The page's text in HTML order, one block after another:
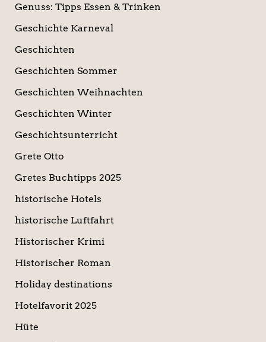
Genuss: Tipps Essen & Trinken
Geschichte Karneval
Geschichten
Geschichten Sommer
Geschichten Weihnachten
Geschichten Winter
Geschichtsunterricht
Grete Otto
Gretes Buchtipps 2025
historische Hotels
historische Luftfahrt
Historischer Krimi
Historischer Roman
Holiday destinations
Hotelfavorit 2025
Hüte